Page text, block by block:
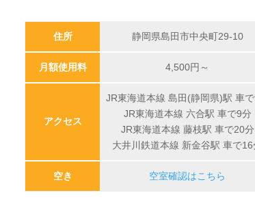
住所 静岡県島田市中央町29-10
月額使用料 4,500円～
アクセス
JR東海道本線 島田(静岡県)駅 車
JR東海道本線 六合駅 車で9分
JR東海道本線 藤枝駅 車で20分
大井川鉄道本線 新金谷駅 車で16
空き 空室確認はこちら